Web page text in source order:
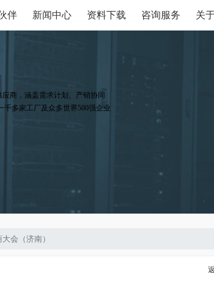
伴 新闻中心 资料下载 咨询服务 关
商，涵盖需求计划、产销协同
多家工厂及众多世界500强企业
会（济南）